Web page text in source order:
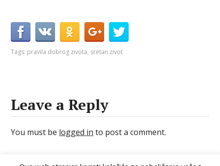
Tags: pravila dobrog zivota, sretan zivot
Leave a Reply
You must be logged in to post a comment.